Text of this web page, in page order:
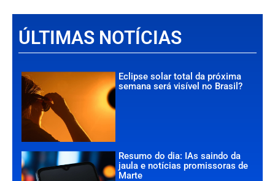
ÚLTIMAS NOTÍCIAS
Eclipse solar total da próxima
semana será visível no Brasil?
Resumo do dia: IAs saindo da
jaula e notícias promissoras de
Marte